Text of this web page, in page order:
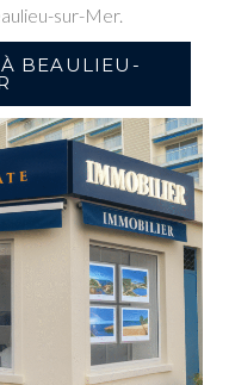
sur-Mer.
BEAULIEU-